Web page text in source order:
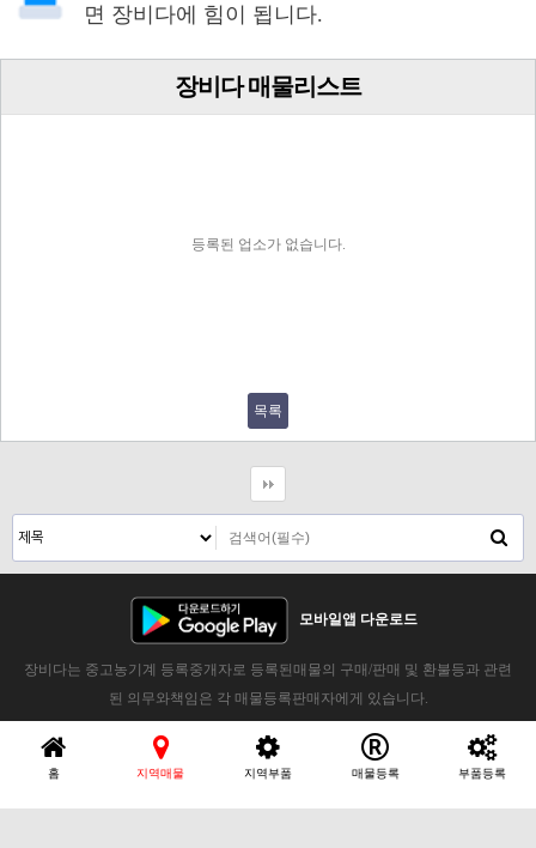
면 장비다에 힘이 됩니다.
장비다 매물리스트
등록된 업소가 없습니다.
목록
모바일앱 다운로드
장비다는 중고농기계 등록중개자로 등록된매물의 구매/판매 및 환불등과 관련
된 의무와책임은 각 매물등록판매자에게 있습니다.
홈 지역매물 지역부품 매물등록 부품등록